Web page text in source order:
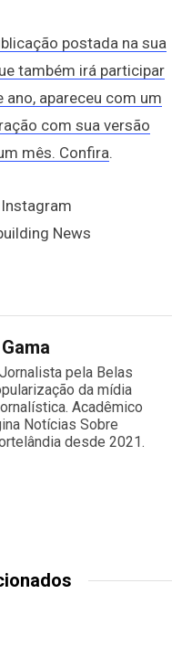
postada na sua
também irá participar
apareceu com um
com sua versão
mês. Confira.
News
pela Belas
da mídia
Acadêmico
Notícias Sobre
desde 2021.